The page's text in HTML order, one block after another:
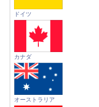
ドイツ
カナダ
オーストラリア